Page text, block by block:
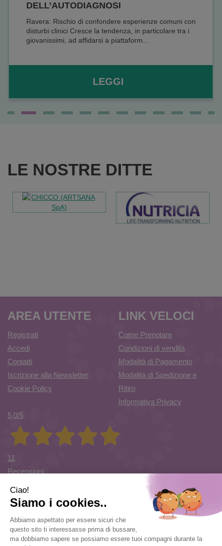
DELL’AUTODIAGNOSI
Ravera: Rischio di confondere esperienze comuni con
disturbi clinici Cresce la tendenza, in particolare tra i
giovanissimi, ad affidarsi a piattaform...
LE NOSTRE DITTE
AREA UTENTE
Registrati
Accedi
Contatti
Iscrizione alla Newsletter
Cookie Policy
LINK VELOCI
Come Prenotare
Condizioni di vendita
Modalità di Pagamento
Modalità di Spedizione e
Ritiro
Informativa Privacy
5,0/5
11
Recensioni
Farmacia di Cuvio Sas- via Vittorio Veneto 12/a 21030 Cuvio
(VA)
info@farmaciadicuvio.it (per info ordini) -